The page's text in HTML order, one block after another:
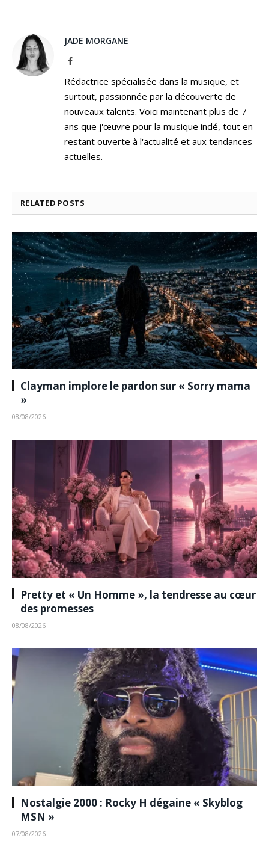
JADE MORGANE
Facebook
Rédactrice spécialisée dans la musique, et
surtout, passionnée par la découverte de
nouveaux talents. Voici maintenant plus de 7
ans que j'œuvre pour la musique indé, tout en
restant ouverte à l'actualité et aux tendances
actuelles.
RELATED POSTS
Clayman implore le pardon sur « Sorry mama
»
08/08/2026
Pretty et « Un Homme », la tendresse au cœur
des promesses
08/08/2026
Nostalgie 2000 : Rocky H dégaine « Skyblog
MSN »
07/08/2026